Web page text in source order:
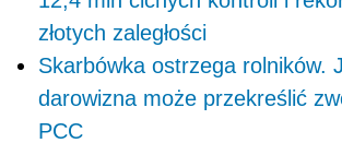
złotych zaległości
Skarbówka ostrzega rolników.
darowizna może przekreślić
PCC